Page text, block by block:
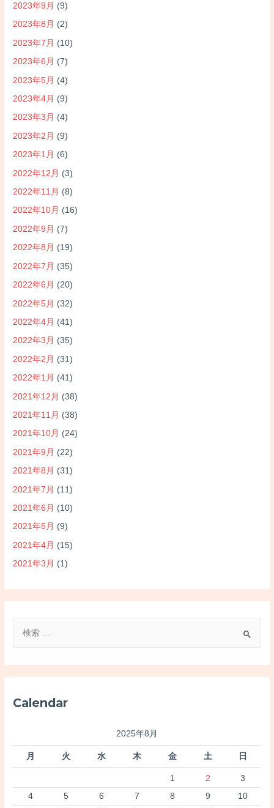
2023年9月 (9)
2023年8月 (2)
2023年7月 (10)
2023年6月 (7)
2023年5月 (4)
2023年4月 (9)
2023年3月 (4)
2023年2月 (9)
2023年1月 (6)
2022年12月 (3)
2022年11月 (8)
2022年10月 (16)
2022年9月 (7)
2022年8月 (19)
2022年7月 (35)
2022年6月 (20)
2022年5月 (32)
2022年4月 (41)
2022年3月 (35)
2022年2月 (31)
2022年1月 (41)
2021年12月 (38)
2021年11月 (38)
2021年10月 (24)
2021年9月 (22)
2021年8月 (31)
2021年7月 (11)
2021年6月 (10)
2021年5月 (9)
2021年4月 (15)
2021年3月 (1)
象
Calendar
2025年8月
月 火 水 木 金 土 日
1 2
3
4
5 6 7 8 9
10